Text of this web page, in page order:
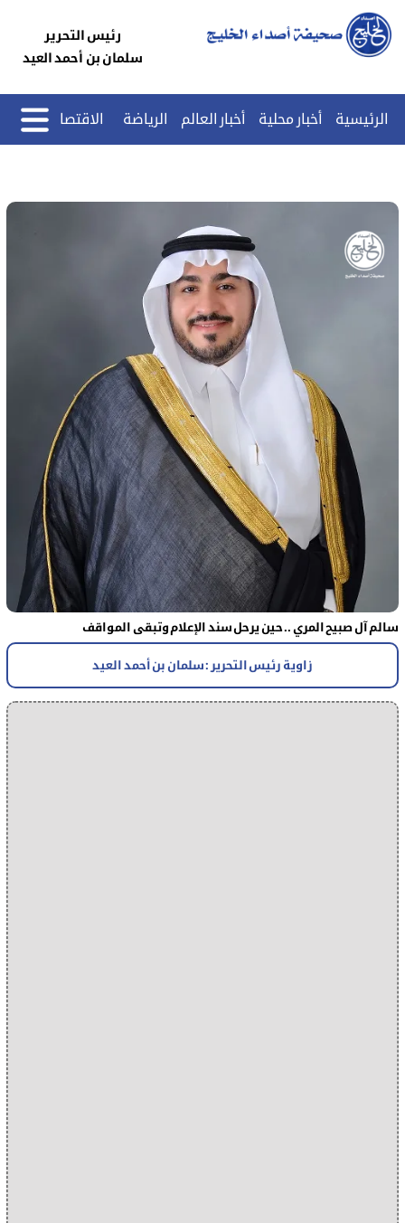
رئيس التحرير
سلمان بن أحمد العيد
الرئيسية أخبار محلية أخبار العالم الرياضة الاقتصاد
سالم آل صبيح المري .. حين يرحل سند الإعلام وتبقى المواقف
زاوية رئيس التحرير : سلمان بن أحمد العيد